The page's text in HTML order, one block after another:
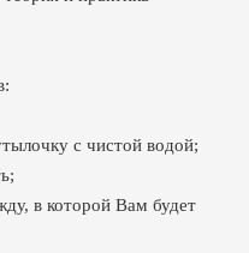
с чистой водой;
в которой Вам будет